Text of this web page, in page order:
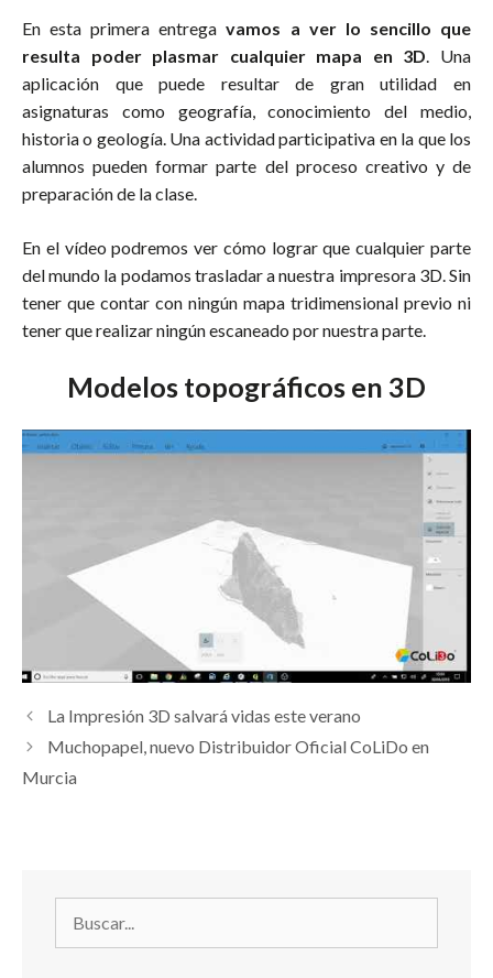
En esta primera entregavamos a ver lo sencillo que
resulta poder plasmar cualquier mapa en 3D. Una
aplicación que puede resultar de gran utilidad en
asignaturas como geografía, conocimiento del medio,
historia o geología. Una actividad participativa en la que los
alumnos pueden formar parte del proceso creativo y de
preparación de la clase.
En el vídeo podremos ver cómo lograr que cualquier parte
del mundo la podamos trasladar a nuestra impresora 3D. Sin
tener que contar con ningún mapa tridimensional previo ni
tener que realizar ningún escaneado por nuestra parte.
Modelos topográficos en 3D
La Impresión 3D salvará vidas este verano
Muchopapel, nuevo Distribuidor Oficial CoLiDo en
Murcia